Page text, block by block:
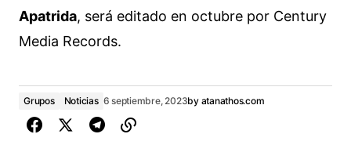
Apatrida, será editado en octubre por Century
Media Records.
Grupos Noticias 6 septiembre, 2023by atanathos.com